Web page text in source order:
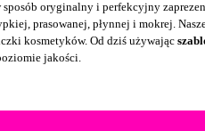
oryginalny i perfekcyjny
prasowanej, płynnej i mokrej.
kosmetyków. Od dziś używając
jakości